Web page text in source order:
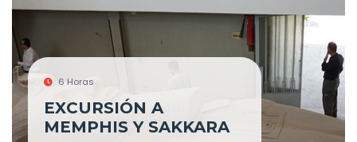
6 Horas
EXCURSIÓN A
MEMPHIS Y SAKKARA